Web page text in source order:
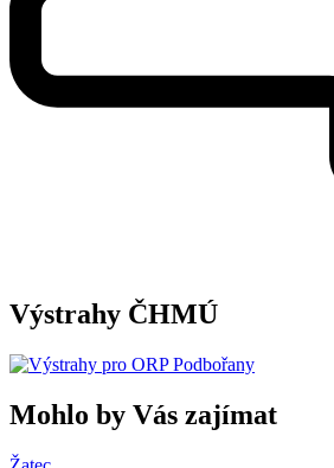
Výstrahy ČHMÚ
Mohlo by Vás zajímat